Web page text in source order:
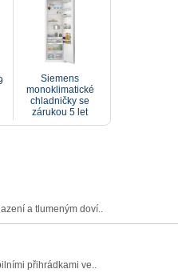
Siemens
monoklimatické
chladničky se
zárukou 5 let
a tlumeným doví..
přihrádkami ve..